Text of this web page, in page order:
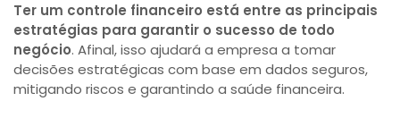
Ter um controle financeiro está entre as principais
estratégias para garantir o sucesso de todo
negócio. Afinal, isso ajudará a empresa a tomar
decisões estratégicas com base em dados seguros,
mitigando riscos e garantindo a saúde financeira.